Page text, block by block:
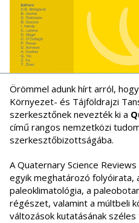
Örömmel adunk hírt arról, hogy
Környezet- és Tájföldrajzi
szerkesztőnek nevezték ki a
című rangos nemzetközi
szerkesztőbizottságába.
A Quaternary Science
egyik meghatározó folyóirata,
paleoklimatológia, a
régészet, valamint a múltbeli
változások kutatásának